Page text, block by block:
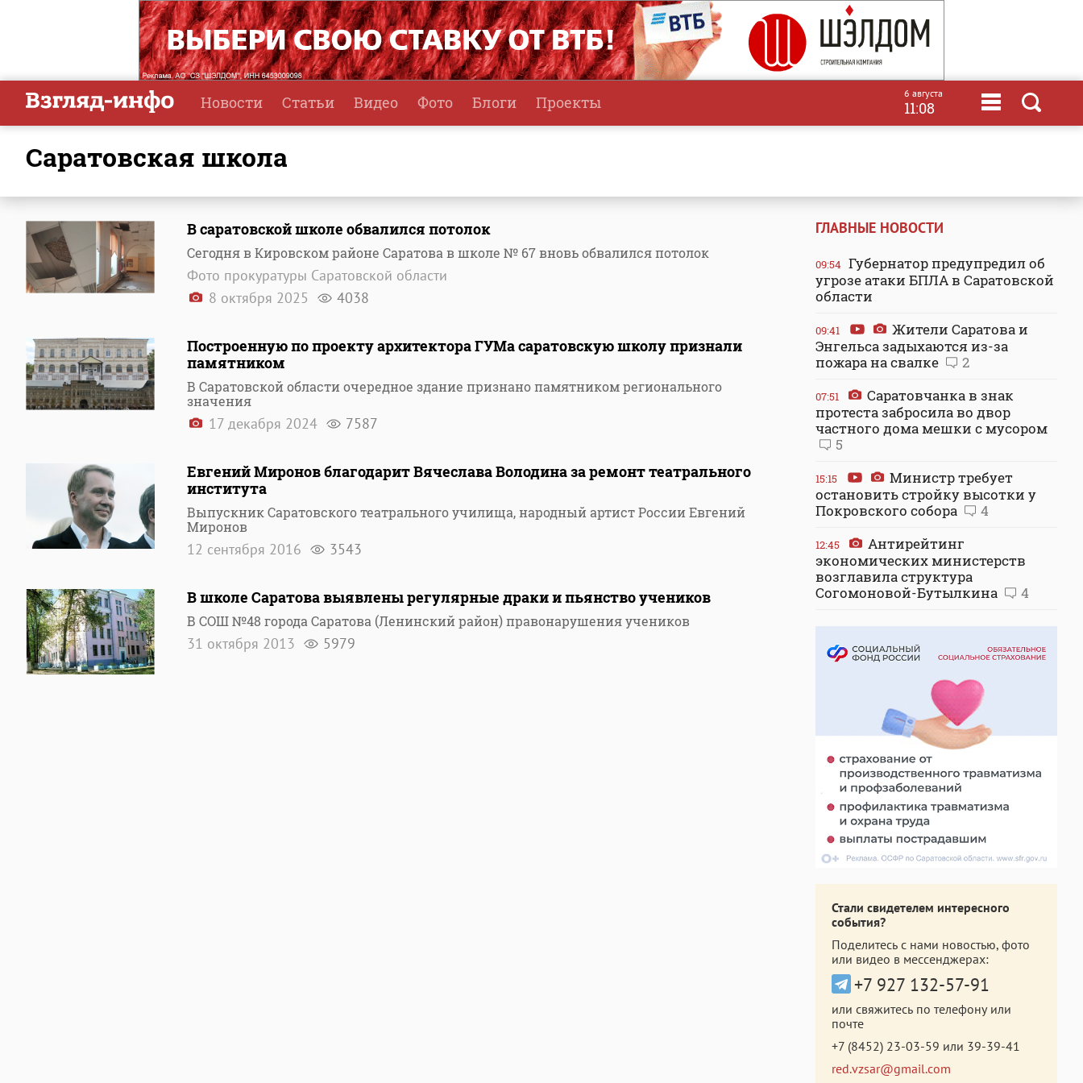
Новости Статьи Видео Фото Блоги Проекты 6 августа
11:08
саратовская школа
В саратовской школе обвалился потолок
Сегодня в Кировском районе Саратова в школе № 67 вновь обвалился потолок
Фото прокуратуры Саратовской области
8 октября 2025
4038
Построенную по проекту архитектора ГУМа саратовскую школу признали
памятником
В Саратовской области очередное здание признано памятником регионального
значения
17 декабря 2024 7587
Евгений Миронов благодарит Вячеслава Володина за ремонт театрального
института
Выпускник Саратовского театрального училища, народный артист России Евгений
Миронов
12 сентября 2016 3543
В школе Саратова выявлены регулярные драки и пьянство учеников
В СОШ №48 города Саратова (Ленинский район) правонарушения учеников
31 октября 2013 5979
ГЛАВНЫЕ НОВОСТИ
09:54 Губернатор предупредил об
угрозе атаки БПЛА в Саратовской
области
09:41
Жители Саратова и
Энгельса задыхаются из-за
пожара на свалке
2
07:51
Саратовчанка в знак
протеста забросила во двор
частного дома мешки с мусором
5
15:15
Министр требует
остановить стройку высотки у
Покровского собора
4
12:45
Антирейтинг
экономических министерств
возглавила структура
Согомоновой-Бутылкина
4
Стали свидетелем интересного
события?
Поделитесь с нами новостью, фото
или видео в мессенджерах:
+7 927 132-57-91
или свяжитесь по телефону или
почте
+7 (8452) 23-03-59 или 39-39-41
red.vzsar@gmail.com